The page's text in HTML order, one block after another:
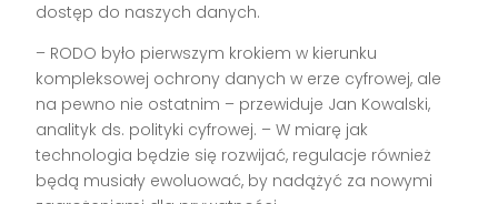
dostęp do naszych danych.
– RODO było pierwszym krokiem w kierunku
kompleksowej ochrony danych w erze cyfrowej, ale
na pewno nie ostatnim – przewiduje Jan Kowalski,
analityk ds. polityki cyfrowej. – W miarę jak
technologia będzie się rozwijać, regulacje również
będą musiały ewoluować, by nadążyć za nowymi